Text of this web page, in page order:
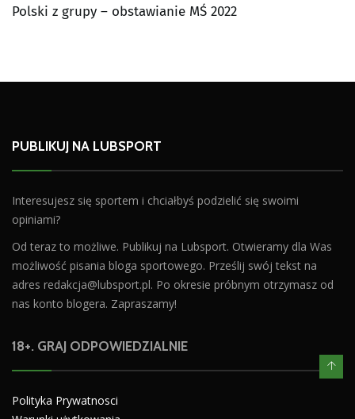
Polski z grupy – obstawianie MŚ 2022
PUBLIKUJ NA LUBSPORT
Interesujesz się sportem i chciałbyś podzielić się swoimi
opiniami?
Od teraz to możliwe. Publikuj na Lubsport. Otwieramy dla Was
możliwość pisania bloga sportowego. Prześlij swój tekst na
adres redakcja@lubsport.pl. Po okresie próbnym otrzymasz od
nas konto blogera. Zapraszamy!
18+. GRAJ ODPOWIEDZIALNIE
Polityka Prywatnosci